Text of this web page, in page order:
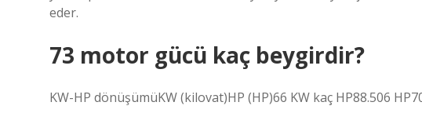
eder.
73 motor gücü kaç beygirdir?
KW-HP dönüşümüKW (kilovat)HP (HP)66 KW kaç HP88.506